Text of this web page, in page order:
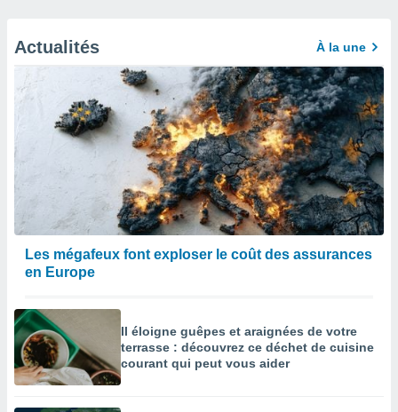
Actualités À la une
Les mégafeux font exploser le coût des assurances
en Europe
Il éloigne guêpes et araignées de votre
terrasse : découvrez ce déchet de cuisine
courant qui peut vous aider